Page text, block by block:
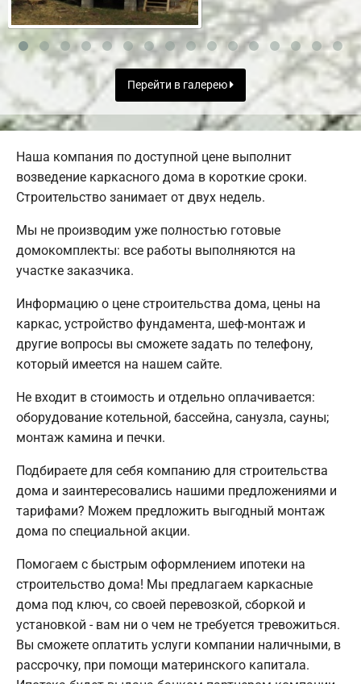
Перейти в галерею
Наша компания по доступной цене выполнит
возведение каркасного дома в короткие сроки.
Строительство занимает от двух недель.
Мы не производим уже полностью готовые
домокомплекты: все работы выполняются на
участке заказчика.
Информацию о цене строительства дома, цены на
каркас, устройство фундамента, шеф-монтаж и
другие вопросы вы сможете задать по телефону,
который имеется на нашем сайте.
Не входит в стоимость и отдельно оплачивается:
оборудование котельной, бассейна, санузла, сауны;
монтаж камина и печки.
Подбираете для себя компанию для строительства
дома и заинтересовались нашими предложениями и
тарифами? Можем предложить выгодный монтаж
дома по специальной акции.
Помогаем с быстрым оформлением ипотеки на
строительство дома! Мы предлагаем каркасные
дома под ключ, со своей перевозкой, сборкой и
установкой - вам ни о чем не требуется тревожиться.
Вы сможете оплатить услуги компании наличными, в
рассрочку, при помощи материнского капитала.